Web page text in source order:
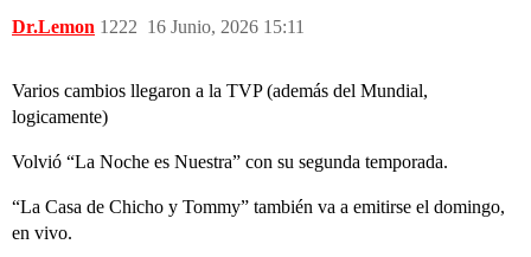
Dr.Lemon 16 Junio, 2026 15:11
1222
Varios cambios llegaron a la TVP (además del Mundial,
logicamente)
Volvió “La Noche es Nuestra” con su segunda temporada.
“La Casa de Chicho y Tommy” también va a emitirse el domingo,
en vivo.